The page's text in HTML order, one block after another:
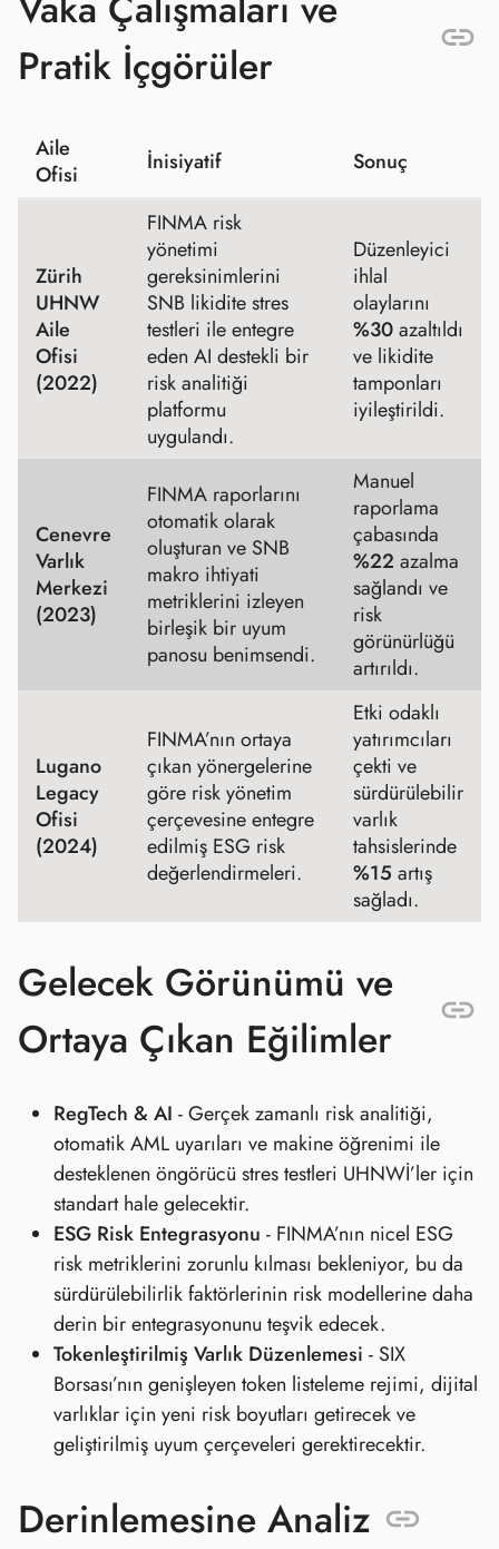
Pratik İçgörüler
Aile
Ofisi
İnisiyatif Sonuç
Zürih
UHNW
Aile
Ofisi
(2022)
FINMA risk
yönetimi
gereksinimlerini
SNB likidite stres
testleri ile entegre
eden AI destekli bir
risk analitiği
platformu
uygulandı.
Düzenleyici
ihlal
olaylarını
%30azaltıldı
ve likidite
tamponları
iyileştirildi.
Cenevre
Varlık
Merkezi
(2023)
FINMA raporlarını
otomatik olarak
oluşturan ve SNB
makro ihtiyati
metriklerini izleyen
birleşik bir uyum
panosu benimsendi.
Manuel
raporlama
çabasında
%22 azalma
sağlandı ve
risk
görünürlüğü
artırıldı.
Lugano
Legacy
Ofisi
(2024)
FINMA’nın ortaya
çıkan yönergelerine
göre risk yönetim
çerçevesine entegre
edilmiş ESG risk
değerlendirmeleri.
Etki odaklı
yatırımcıları
çekti ve
sürdürülebilir
varlık
tahsislerinde
%15 artış
sağladı.
Gelecek Görünümü ve
Ortaya Çıkan Eğilimler
RegTech & AI - Gerçek zamanlı risk analitiği,
otomatik AML uyarıları ve makine öğrenimi ile
desteklenen öngörücü stres testleri UHNWİ’ler için
standart hale gelecektir.
ESG Risk Entegrasyonu - FINMA’nın nicel ESG
risk metriklerini zorunlu kılması bekleniyor, bu da
sürdürülebilirlik faktörlerinin risk modellerine daha
derin bir entegrasyonunu teşvik edecek.
Tokenleştirilmiş Varlık Düzenlemesi - SIX
Borsası’nın genişleyen token listeleme rejimi, dijital
varlıklar için yeni risk boyutları getirecek ve
geliştirilmiş uyum çerçeveleri gerektirecektir.
Derinlemesine Analiz